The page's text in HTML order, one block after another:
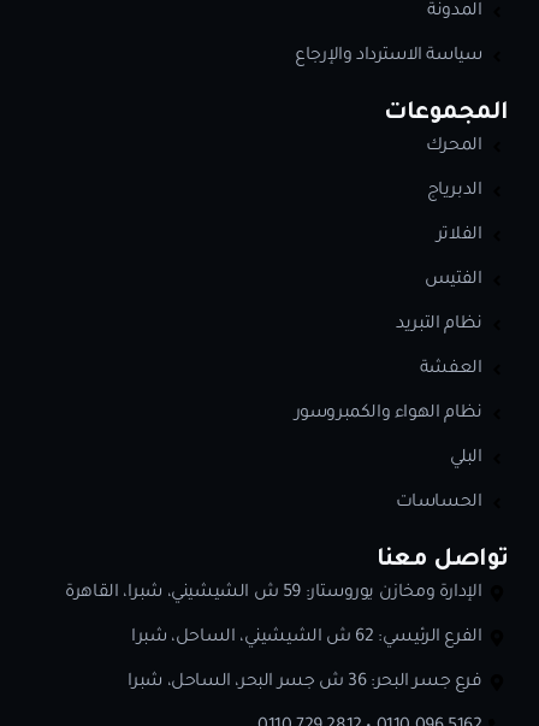
المدونة
سياسة الاسترداد والإرجاع
المجموعات
المحرك
الدبرياج
الفلاتر
الفتيس
نظام التبريد
العفشة
نظام الهواء والكمبروسور
البلي
الحساسات
تواصل معنا
الإدارة ومخازن يوروستار: 59 ش الشيشيني، شبرا، القاهرة
الفرع الرئيسي: 62 ش الشيشيني، الساحل، شبرا
فرع جسر البحر: 36 ش جسر البحر، الساحل، شبرا